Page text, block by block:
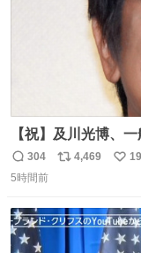
【祝】及川光博、
かっております」
「私、及川光博はこ
も変わらず俳優と
参ります」とつづっ
返
信
304
リ
ト
4,469
い
数
5時間前